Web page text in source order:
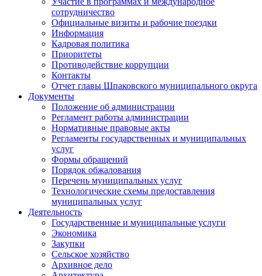
сотрудничество
Официальные визиты и рабочие поездки
Информация
Кадровая политика
Приоритеты
Противодействие коррупции
Контакты
Отчет главы Шпаковского муниципального округа
Документы
Положение об администрации
Регламент работы администрации
Нормативные правовые акты
Регламенты государственных и муниципальных
услуг
Формы обращений
Порядок обжалования
Перечень муниципальных услуг
Технологические схемы предоставления
муниципальных услуг
Деятельность
Государственные и муниципальные услуги
Экономика
Закупки
Сельское хозяйство
Архивное дело